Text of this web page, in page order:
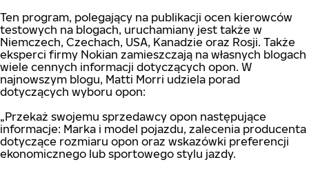
Ten program, polegający na publikacji ocen kierowców
testowych na blogach, uruchamiany jest także w
Niemczech, Czechach, USA, Kanadzie oraz Rosji. Także
eksperci firmy Nokian zamieszczają na własnych blogach
wiele cennych informacji dotyczących opon. W
najnowszym blogu, Matti Morri udziela porad
dotyczących wyboru opon:
„Przekaż swojemu sprzedawcy opon następujące
informacje: Marka i model pojazdu, zalecenia producenta
dotyczące rozmiaru opon oraz wskazówki preferencji
ekonomicznego lub sportowego stylu jazdy.